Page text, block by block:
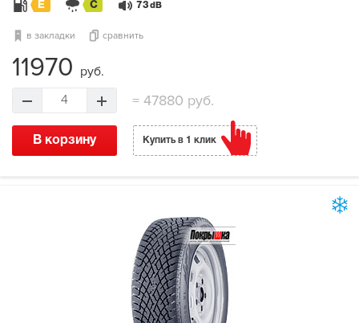
E C 73 dB
в закладки сравнить
11970 руб.
4 =47880 руб.
В корзину Купить в 1 клик